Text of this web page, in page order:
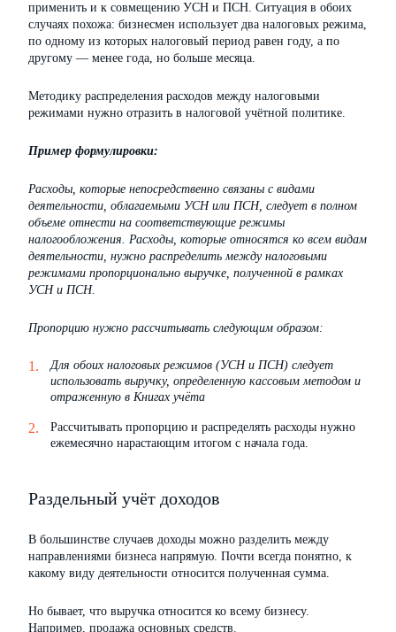
применить и к совмещению УСН и ПСН. Ситуация в обоих
случаях похожа: бизнесмен использует два налоговых режима,
по одному из которых налоговый период равен году, а по
другому — менее года, но больше месяца.
Методику распределения расходов между налоговыми
режимами нужно отразить в налоговой учётной политике.
Пример формулировки:
Расходы, которые непосредственно связаны с видами
деятельности, облагаемыми УСН или ПСН, следует в полном
объеме отнести на соответствующие режимы
налогообложения. Расходы, которые относятся ко всем видам
деятельности, нужно распределить между налоговыми
режимами пропорционально выручке, полученной в рамках
УСН и ПСН.
Пропорцию нужно рассчитывать следующим образом:
Для обоих налоговых режимов (УСН и ПСН) следует
использовать выручку, определенную кассовым методом и
отраженную в Книгах учёта
Рассчитывать пропорцию и распределять расходы нужно
ежемесячно нарастающим итогом с начала года.
Раздельный учёт доходов
В большинстве случаев доходы можно разделить между
направлениями бизнеса напрямую. Почти всегда понятно, к
какому виду деятельности относится полученная сумма.
Но бывает, что выручка относится ко всему бизнесу.
Например, продажа основных средств.